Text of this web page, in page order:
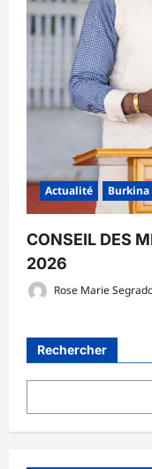
Actualité Burkina
CONSEIL DES
2026
Rose Marie
Rechercher